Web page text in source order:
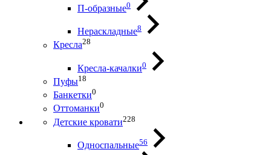
П-образные0
Нераскладные8
Кресла28
Кресла-качалки0
Пуфы18
Банкетки0
Оттоманки0
Детские кровати228
Односпальные56